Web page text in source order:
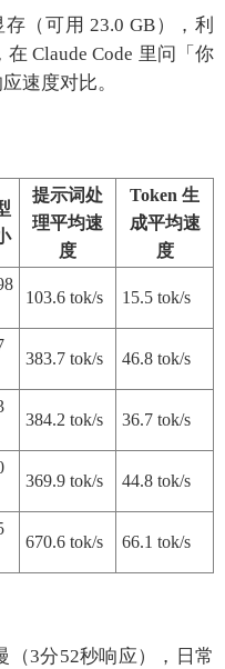
（可用 23.0 GB），利
Claude Code 里问「你
速度对比。
提示词处
理平均速
度
Token 生
成平均速
度
103.6 tok/s 15.5 tok/s
383.7 tok/s 46.8 tok/s
384.2 tok/s 36.7 tok/s
369.9 tok/s 44.8 tok/s
670.6 tok/s 66.1 tok/s
（3分52秒响应），日常